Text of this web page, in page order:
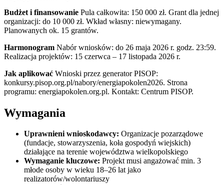
Budżet i finansowanie Pula całkowita: 150 000 zł. Grant dla jednej
organizacji: do 10 000 zł. Wkład własny: niewymagany.
Planowanych ok. 15 grantów.
Harmonogram Nabór wniosków: do 26 maja 2026 r. godz. 23:59.
Realizacja projektów: 15 czerwca – 17 listopada 2026 r.
Jak aplikować Wnioski przez generator PISOP:
konkursy.pisop.org.pl/nabory/energiapokolen2026. Strona
programu: energiapokolen.org.pl. Kontakt: Centrum PISOP.
Wymagania
Uprawnieni wnioskodawcy: Organizacje pozarządowe
(fundacje, stowarzyszenia, koła gospodyń wiejskich)
działające na terenie województwa wielkopolskiego
Wymaganie kluczowe: Projekt musi angażować min. 3
młode osoby w wieku 18–26 lat jako
realizatorów/wolontariuszy